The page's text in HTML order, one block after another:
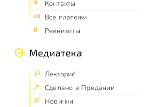
Контакты
Все платежи
Реквизиты
Медиатека
Лекторий
Сделано в Предании
Новинки